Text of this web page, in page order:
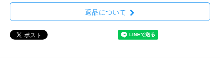
返品について